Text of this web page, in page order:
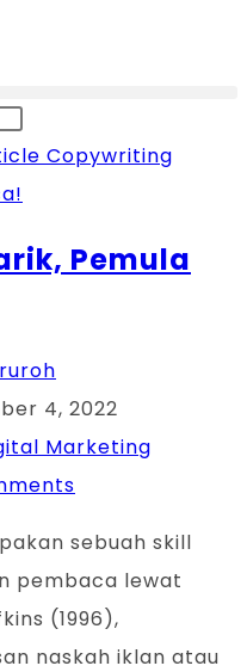
Pemula
4, 2022
Marketing
sebuah skill
pembaca lewat
(1996),
naskah iklan atau